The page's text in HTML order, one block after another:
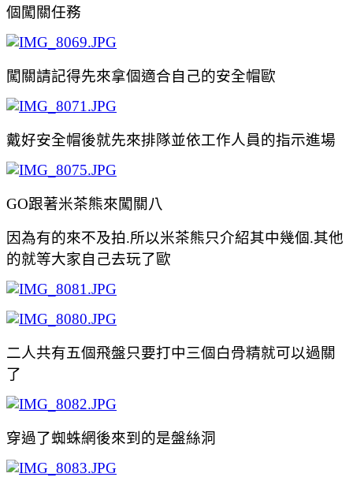
個闖關任務
闖關請記得先來拿個適合自己的安全帽歐
戴好安全帽後就先來排隊並依工作人員的指示進場
GO跟著米茶熊來闖關八
因為有的來不及拍.所以米茶熊只介紹其中幾個.其他
的就等大家自己去玩了歐
二人共有五個飛盤只要打中三個白骨精就可以過關
了
穿過了蜘蛛網後來到的是盤絲洞